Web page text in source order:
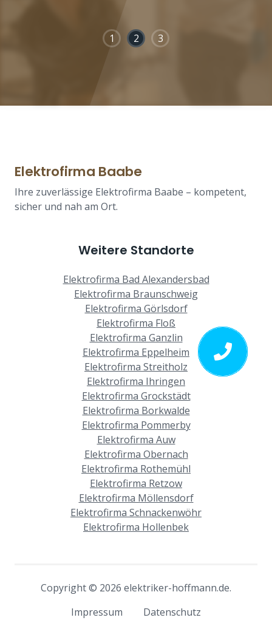
1 2 3
Elektrofirma Baabe
Ihre zuverlässige Elektrofirma Baabe – kompetent,
sicher und nah am Ort.
Weitere Standorte
Elektrofirma Bad Alexandersbad
Elektrofirma Braunschweig
Elektrofirma Görlsdorf
Elektrofirma Floß
Elektrofirma Ganzlin
Elektrofirma Eppelheim
Elektrofirma Streitholz
Elektrofirma Ihringen
Elektrofirma Grockstädt
Elektrofirma Borkwalde
Elektrofirma Pommerby
Elektrofirma Auw
Elektrofirma Obernach
Elektrofirma Rothemühl
Elektrofirma Retzow
Elektrofirma Möllensdorf
Elektrofirma Schnackenwöhr
Elektrofirma Hollenbek
Copyright © 2026 elektriker-hoffmann.de.
Impressum
Datenschutz